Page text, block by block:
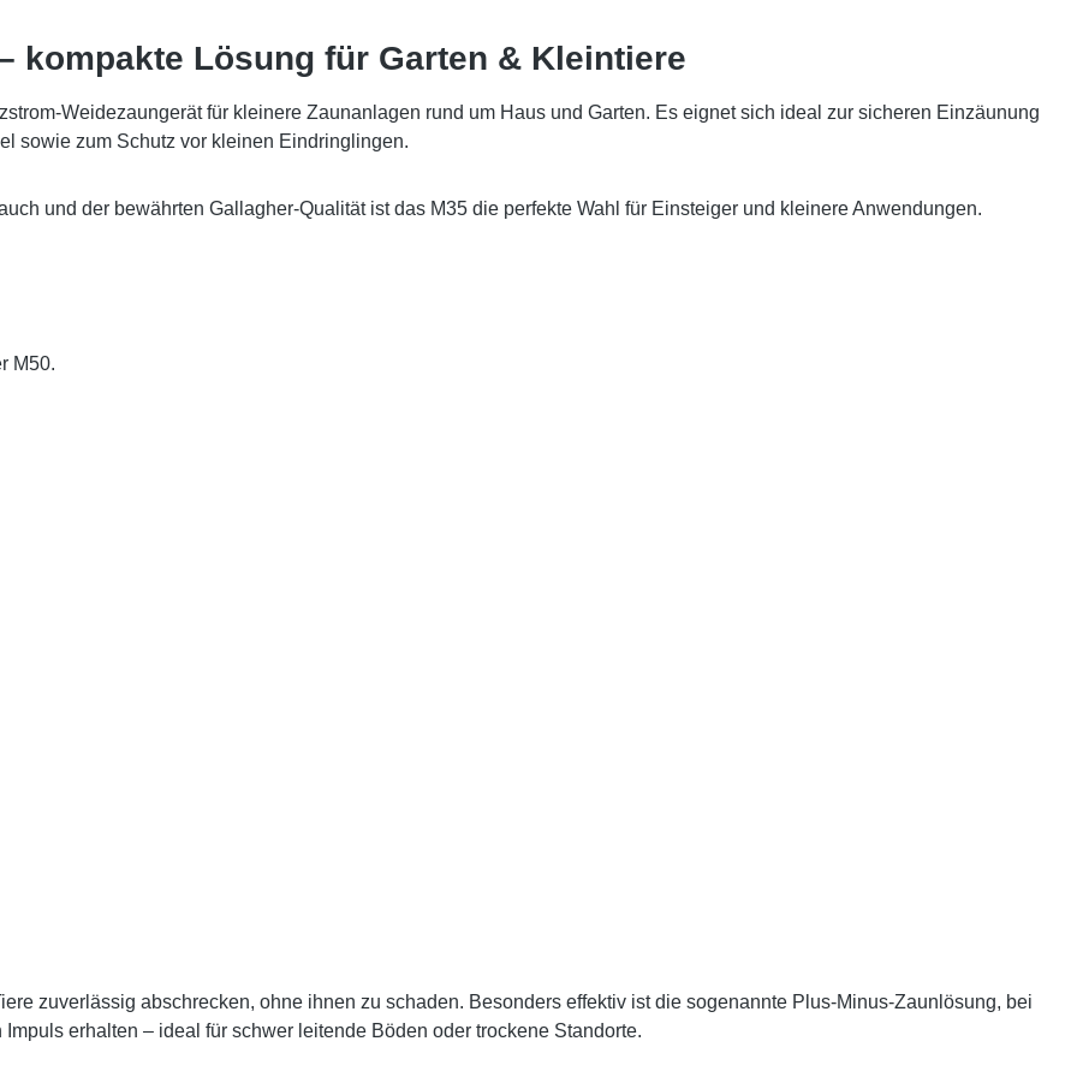
kompakte Lösung für Garten & Kleintiere
Weidezaungerät für kleinere Zaunanlagen rund um Haus und Garten. Es eignet sich ideal zur sicheren Einzäunung
sowie zum Schutz vor kleinen Eindringlingen.
und der bewährten Gallagher-Qualität ist das M35 die perfekte Wahl für Einsteiger und kleinere Anwendungen.
M50.
zuverlässig abschrecken, ohne ihnen zu schaden. Besonders effektiv ist die sogenannte Plus-Minus-Zaunlösung, bei
erhalten – ideal für schwer leitende Böden oder trockene Standorte.